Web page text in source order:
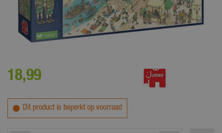
18,99
Dit product is beperkt op voorraad